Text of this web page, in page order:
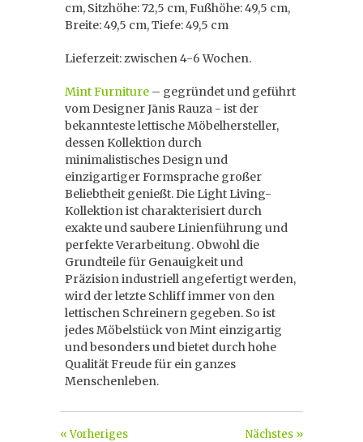
cm, Sitzhöhe: 72,5 cm, Fußhöhe: 49,5 cm,
Breite: 49,5 cm, Tiefe: 49,5 cm
Lieferzeit: zwischen 4-6 Wochen.
Mint Furniture – gegründet und geführt
vom Designer Jānis Rauza - ist der
bekannteste lettische Möbelhersteller,
dessen Kollektion durch
minimalistisches Design und
einzigartiger Formsprache großer
Beliebtheit genießt. Die Light Living-
Kollektion ist charakterisiert durch
exakte und saubere Linienführung und
perfekte Verarbeitung. Obwohl die
Grundteile für Genauigkeit und
Präzision industriell angefertigt werden,
wird der letzte Schliff immer von den
lettischen Schreinern gegeben. So ist
jedes Möbelstück von Mint einzigartig
und besonders und bietet durch hohe
Qualität Freude für ein ganzes
Menschenleben.
Nächstes »
« Vorheriges